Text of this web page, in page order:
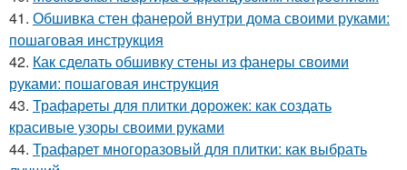
41. Обшивка стен фанерой внутри дома своими руками:
пошаговая инструкция
42. Как сделать обшивку стены из фанеры своими
руками: пошаговая инструкция
43. Трафареты для плитки дорожек: как создать
красивые узоры своими руками
44. Трафарет многоразовый для плитки: как выбрать